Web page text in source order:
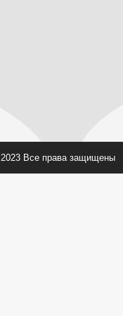
2023 Все права защищены